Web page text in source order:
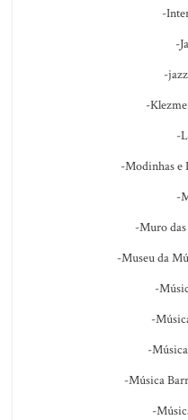
-
-
-
-
-
-Modinhas e
-
-Muro
-Museu da
-
-
-
-Música
-